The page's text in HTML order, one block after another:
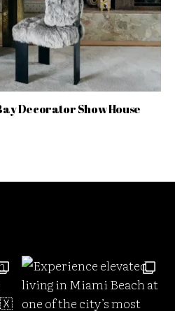
Decorator Show House